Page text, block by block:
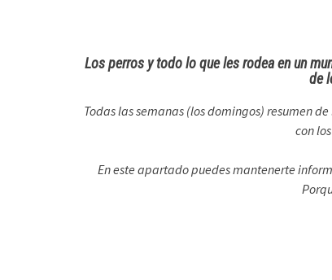
Los perros y todo lo que les rodea en un
de
Todas las semanas (los domingos) resumen
con
En este apartado puedes mantenerte